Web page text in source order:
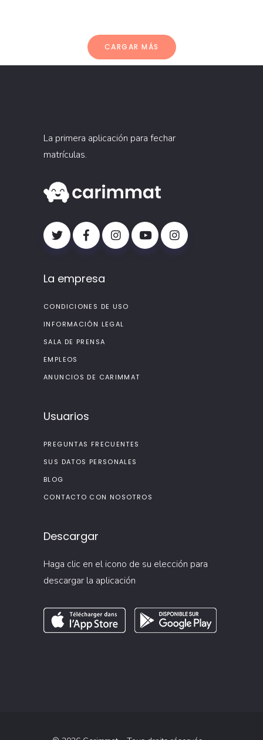
CARGAR MÁS
La primera aplicación para fechar
matrículas.
La empresa
CONDICIONES DE USO
INFORMACIÓN LEGAL
SALA DE PRENSA
EMPLEOS
ANUNCIOS DE CARIMMAT
Usuarios
PREGUNTAS FRECUENTES
SUS DATOS PERSONALES
BLOG
CONTACTO CON NOSOTROS
Descargar
Haga clic en el icono de su elección para
descargar la aplicación